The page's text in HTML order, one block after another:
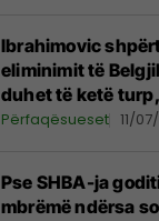
Ibrahimovic
eliminimit të
duhet të ketë
të luante
Përfaqësueset 11/
Pse SHBA-ja
mbrëmë ndërsa